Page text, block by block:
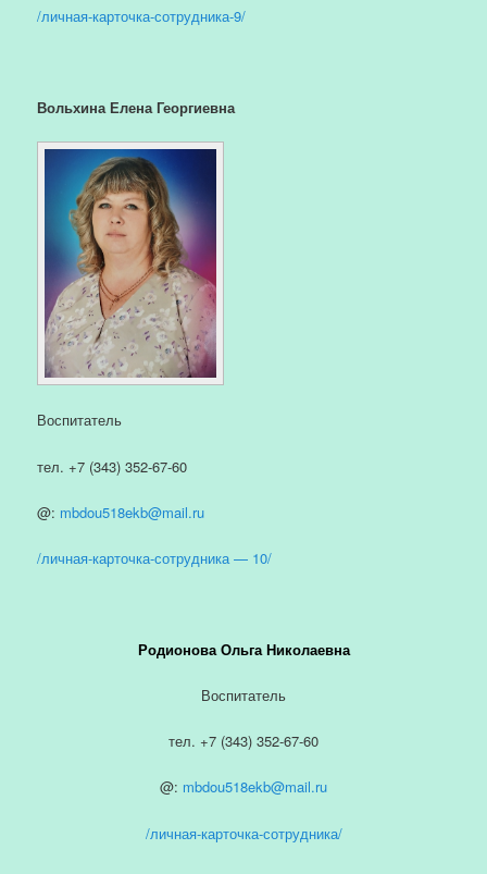
/личная-карточка-сотрудника-9/
Вольхина Елена Георгиевна
Воспитатель
тел. +7 (343) 352-67-60
@: mbdou518ekb@mail.ru
/личная-карточка-сотрудника — 10/
Родионова Ольга Николаевна
Воспитатель
тел. +7 (343) 352-67-60
@: mbdou518ekb@mail.ru
/личная-карточка-сотрудника/